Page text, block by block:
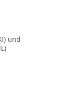
und